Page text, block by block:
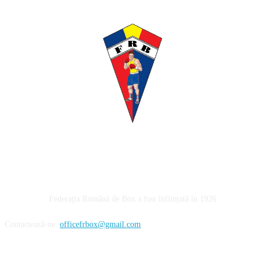
officefrbox@gmail.com